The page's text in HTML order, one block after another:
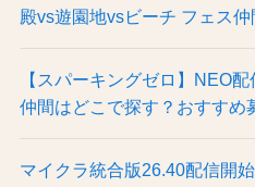
殿vs遊園地vsビーチ フェス
【スパーキングゼロ】NEO
仲間はどこで探す？おすすめ
マイクラ統合版26.40配信開